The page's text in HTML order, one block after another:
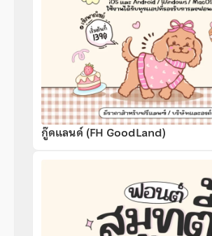
กู๊ดแลนด์ (FH GoodLand)